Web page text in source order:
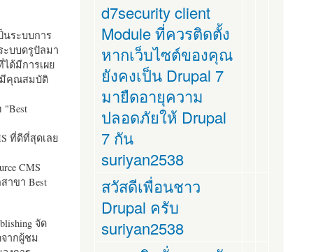
นระบบการ
ะบบดรูปัลมา
ด้มีการเผย
มีคุณสมบัติ
"Best
ที่ดีที่สุดเลย
CMS
าขา Best
จัด
ากผู้ชม
d7security client
Module ที่ควรติดตั้ง
หากเว็บไซต์ของคุณ
ยังคงเป็น Drupal 7
มายืดอายุความ
ปลอดภัยให้ Drupal
7 กัน
suriyan2538
สวัสดีเพื่อนชาว
Drupal ครับ
suriyan2538